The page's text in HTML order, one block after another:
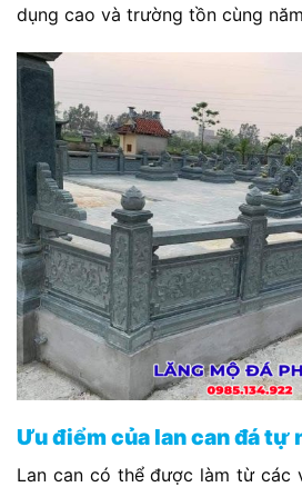
dụng cao và trường tồn cùng
Ưu điểm của lan can đá tự
Lan can có thể được làm từ các